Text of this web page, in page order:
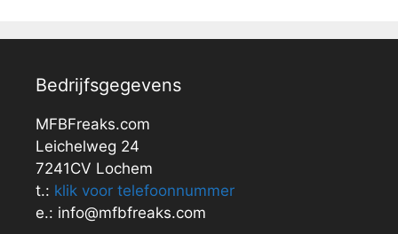
Bedrijfsgegevens
MFBFreaks.com
Leichelweg 24
7241CV Lochem
t.: klik voor telefoonnummer
e.: info@mfbfreaks.com